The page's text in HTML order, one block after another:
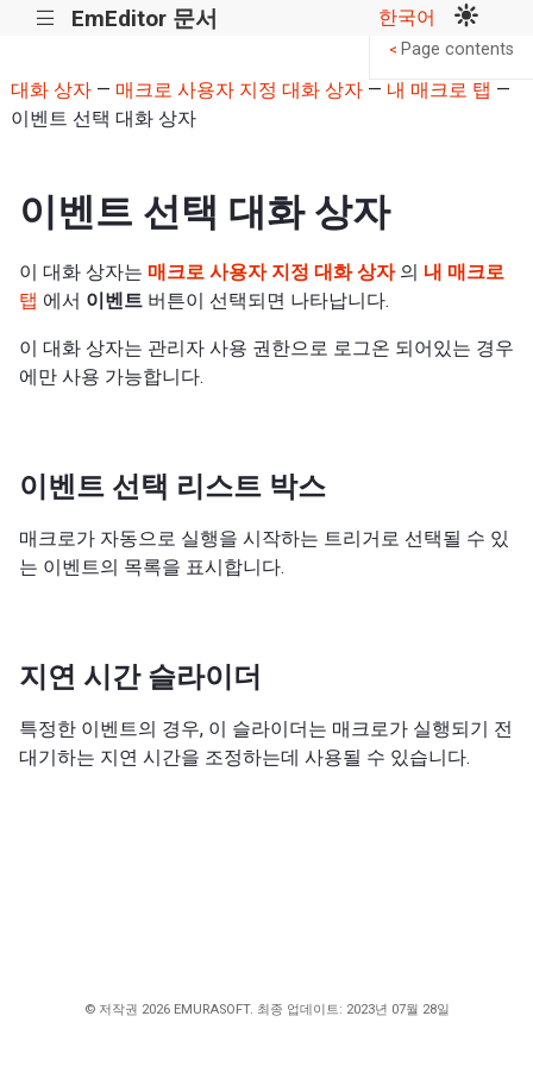
||| EmEditor 문서 한국어
대화 상자— 매크로 사용자 지정 대화 상자— 내 매크로 탭 —
이벤트 선택 대화 상자
이벤트 선택 대화 상자
이 대화 상자는 매크로 사용자 지정 대화 상자의 내 매크로
탭 에서 이벤트 버튼이 선택되면 나타납니다.
이 대화 상자는 관리자 사용 권한으로 로그온 되어있는 경우
에만 사용 가능합니다.
이벤트 선택 리스트 박스
매크로가 자동으로 실행을 시작하는 트리거로 선택될 수 있
는 이벤트의 목록을 표시합니다.
지연 시간 슬라이더
특정한 이벤트의 경우, 이 슬라이더는 매크로가 실행되기 전
대기하는 지연 시간을 조정하는데 사용될 수 있습니다.
< Page contents
© 저작권 2026 EMURASOFT. 최종 업데이트: 2023년 07월 28일